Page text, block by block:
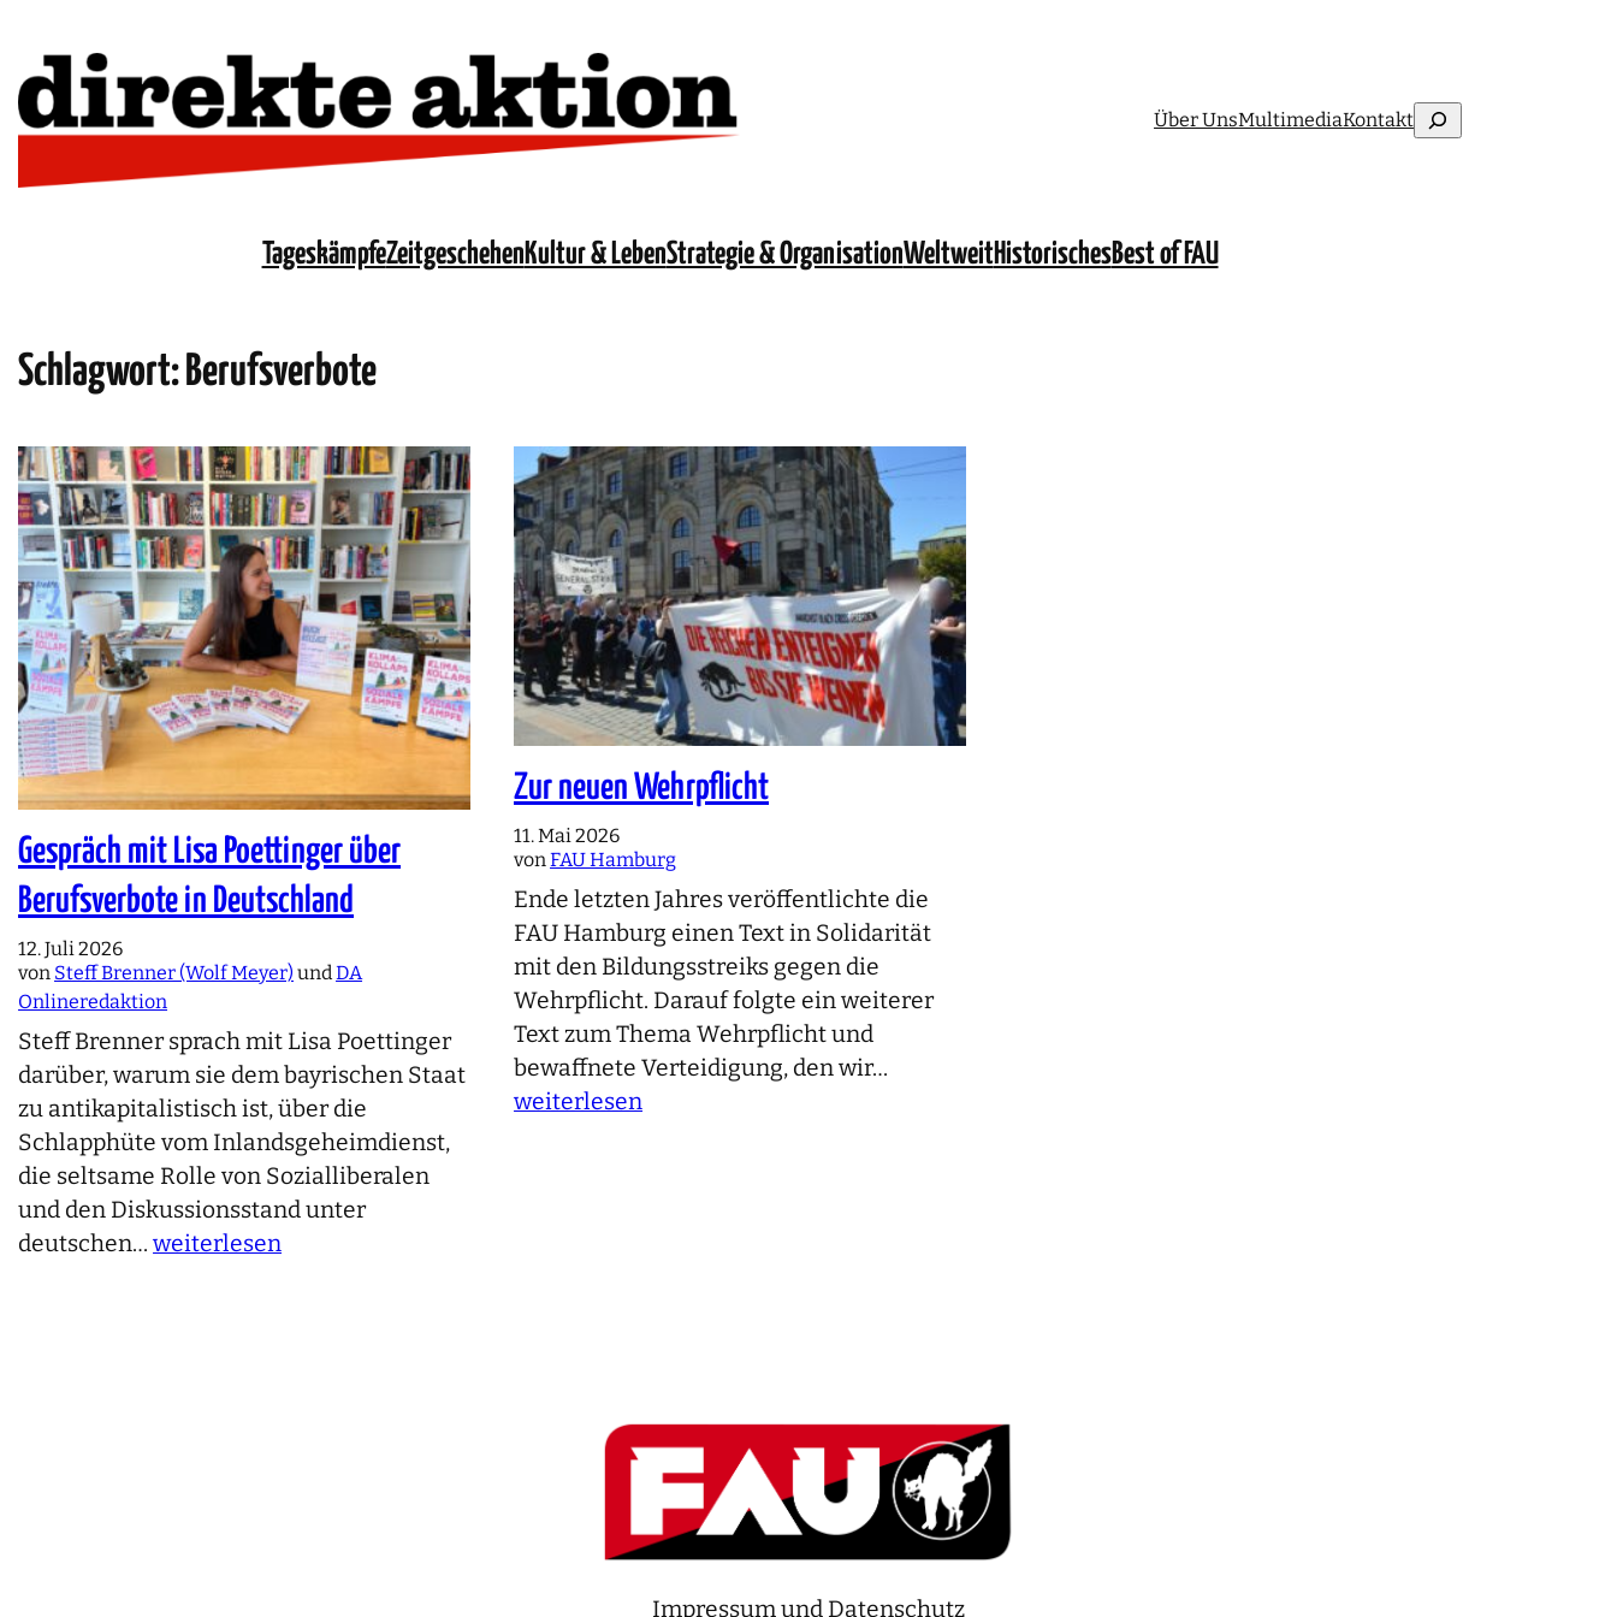
Über UnsMultimediaKontaktSuchen
TageskämpfeZeitgeschehenKultur & LebenStrategie & OrganisationWeltweitHistorischesBest of FAU
Schlagwort: Berufsverbote
Gespräch mit Lisa Poettinger über
Berufsverbote in Deutschland
12. Juli 2026
von Steff Brenner (Wolf Meyer) undDA
Onlineredaktion
Steff Brenner sprach mit Lisa Poettinger
darüber, warum sie dem bayrischen Staat
zu antikapitalistisch ist, über die
Schlapphüte vom Inlandsgeheimdienst,
die seltsame Rolle von Sozialliberalen
und den Diskussionsstand unter
deutschen…weiterlesen
Zur neuen Wehrpflicht
11. Mai 2026
vonFAU Hamburg
Ende letzten Jahres veröffentlichte die
FAU Hamburg einen Text in Solidarität
mit den Bildungsstreiks gegen die
Wehrpflicht. Darauf folgte ein weiterer
Text zum Thema Wehrpflicht und
bewaffnete Verteidigung, den wir…
weiterlesen
Impressum und Datenschutz